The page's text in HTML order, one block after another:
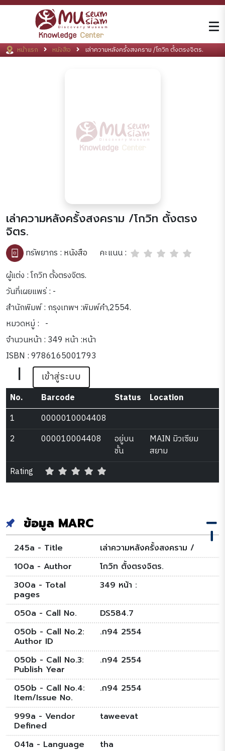
หน้าแรก หนังสือ เล่าความหลังครั้งสงคราม /โกวิท ตั้งตรงจิตร.
เล่าความหลังครั้งสงคราม /โกวิท ตั้งตรง
จิตร.
ทรัพยากร : หนังสือ
คะแนน :
ผู้แต่ง : โกวิท ตั้งตรงจิตร.
วันที่เผยแพร่ : -
สำนักพิมพ์ : กรุงเทพฯ :พิมพ์คำ,2554.
หมวดหมู่ : -
จำนวนหน้า : 349 หน้า :หน้า
ISBN : 9786165001793
| เข้าสู่ระบบ
No. Barcode Status
Location
1
0000010004408
2
000010004408
อยู่บน
ชั้น
MAIN มิวเซียม
สยาม
Rating
ข้อมูล MARC
245a - Title
เล่าความหลังครั้งสงคราม /
100a - Author
โกวิท ตั้งตรงจิตร.
300a - Total
pages
349 หน้า :
050a - Call No.
DS584.7
050b - Call No.2:
Author ID
.ก94 2554
050b - Call No.3:
Publish Year
.ก94 2554
050b - Call No.4:
Item/Issue No.
.ก94 2554
999a - Vendor
Defined
taweevat
041a - Language
tha